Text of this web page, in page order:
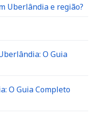
O Guia
O Guia Completo